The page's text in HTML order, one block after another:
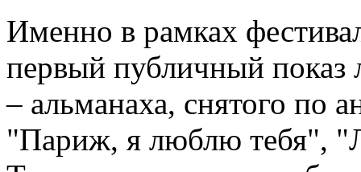
Именно в рамках
первый публичный
– альманаха, снятого по
"Париж, я люблю тебя",